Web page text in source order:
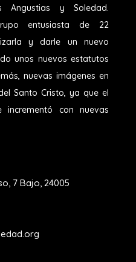
Angustias y Soledad.
entusiasta de 22
y darle un nuevo
unos nuevos estatutos
nuevas imágenes en
Santo Cristo, ya que el
incrementó con nuevas
7 Bajo, 24005